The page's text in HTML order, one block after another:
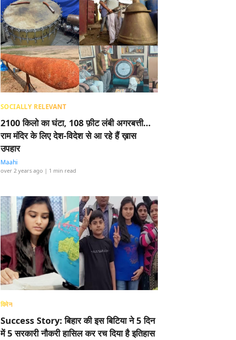
SOCIALLY RELEVANT
2100 किलो का घंटा, 108 फ़ीट लंबी अगरबत्ती…
राम मंदिर के लिए देश-विदेश से आ रहे हैं ख़ास
उपहार
Maahi
over 2 years ago | 1 min read
विमेन
Success Story: बिहार की इस बिटिया ने 5 दिन
में 5 सरकारी नौकरी हासिल कर रच दिया है इतिहास